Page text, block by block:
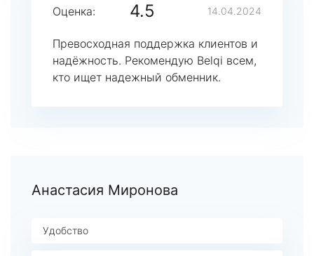
Оценка: 4.5 14.04.2024
Превосходная поддержка клиентов и
надёжность. Рекомендую Belqi всем,
кто ищет надежный обменник.
Анастасия Миронова
Удобство